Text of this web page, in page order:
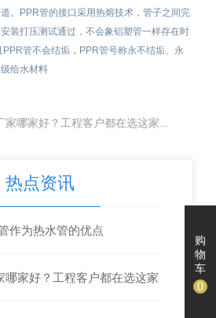
购
物
车
0
。PPR管的接口采用热熔技术，管子之间完
装打压测试通过，不会象铝塑管一样存在时
管不会结垢，PPR管号称永不结垢、永
给水材料
家哪家好？工程客户都在选这家...
热点资讯
作为热水管的优点
哪家好？工程客户都在选这家